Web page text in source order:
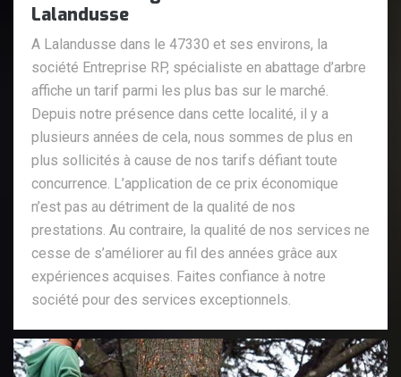
Lalandusse
A Lalandusse dans le 47330 et ses environs, la
société Entreprise RP, spécialiste en abattage d’arbre
affiche un tarif parmi les plus bas sur le marché.
Depuis notre présence dans cette localité, il y a
plusieurs années de cela, nous sommes de plus en
plus sollicités à cause de nos tarifs défiant toute
concurrence. L’application de ce prix économique
n’est pas au détriment de la qualité de nos
prestations. Au contraire, la qualité de nos services ne
cesse de s’améliorer au fil des années grâce aux
expériences acquises. Faites confiance à notre
société pour des services exceptionnels.